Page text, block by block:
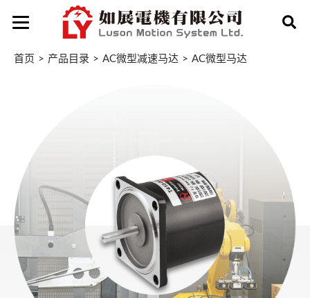
首页 产品目录 AC微型减速马达 AC微型马达